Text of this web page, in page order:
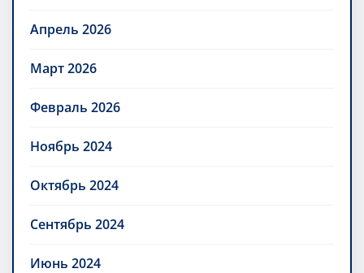
Апрель 2026
Март 2026
Февраль 2026
Ноябрь 2024
Октябрь 2024
Сентябрь 2024
Июнь 2024